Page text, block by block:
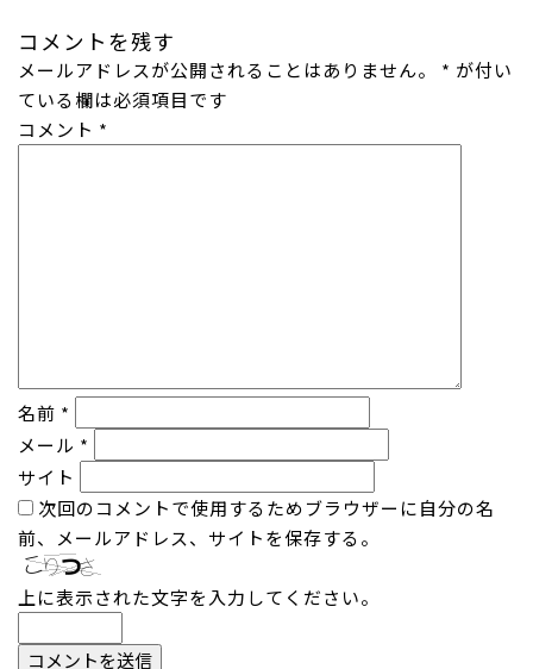
イ
ズ
コメントを残す
メールアドレスが公開されることはありません。 * が付い
ている欄は必須項目です
コメント *
名前 *
メール *
サイト
次回のコメントで使用するためブラウザーに自分の名
前、メールアドレス、サイトを保存する。
上に表示された文字を入力してください。